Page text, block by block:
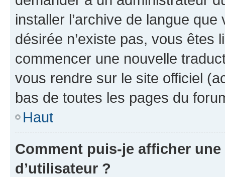
installer l’archive de langue
désirée n’existe pas, vous êtes
commencer une nouvelle
vous rendre sur le site officiel
bas de toutes les pages du
Haut
Comment puis-je afficher
d’utilisateur ?